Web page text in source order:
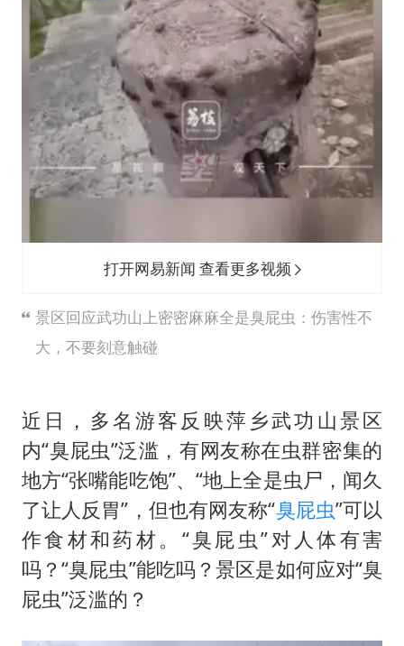
打开网易新闻 查看更多视频
景区回应武功山上密密麻麻全是臭屁虫：伤害性不
大，不要刻意触碰
近日，多名游客反映萍乡武功山景区
内“臭屁虫”泛滥，有网友称在虫群密集的
地方“张嘴能吃饱”、“地上全是虫尸，闻久
了让人反胃”，但也有网友称“臭屁虫”可以
作食材和药材。“臭屁虫”对人体有害
吗？“臭屁虫”能吃吗？景区是如何应对“臭
屁虫”泛滥的？